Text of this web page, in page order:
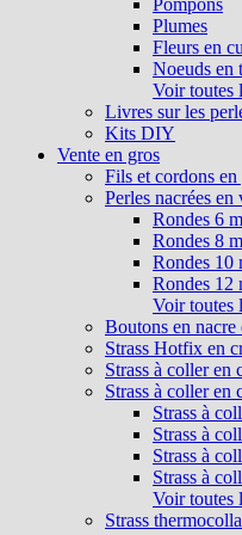
Pompons
Plumes
Fleurs en
Noeuds en
Voir toutes
Livres sur les
Kits DIY
Vente en gros
Fils et cordons en
Perles nacrées en
Rondes 6
Rondes 8
Rondes 10
Rondes 12
Voir toutes
Boutons en nacre
Strass Hotfix en
Strass à coller en
Strass à coller en
Strass à
Strass à
Strass à
Strass à
Voir toutes
Strass